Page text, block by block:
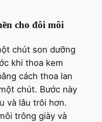
cho đôi môi
chút son dưỡng
khi thoa kem
cách thoa lan
chút. Bước này
và lâu trôi hơn.
trông giày và